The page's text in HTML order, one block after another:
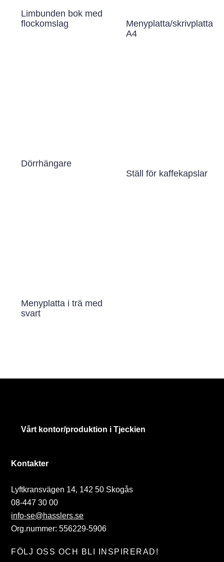
Limbunden bok med
flockomslag
Menyplatta/skrivplatta
A4
Dörrhängare
Ställ för kaffekapslar
Menyplatta i trä med
svart
Vårt kontor/produktion i Tjeckien
Kontakter
Lyftkransvägen 14, 142 50 Skogås
08-447 30 00
info-se@hasslers.se
Org.nummer: 556229-5906
FÖLJ OSS OCH BLI INSPIRERAD!